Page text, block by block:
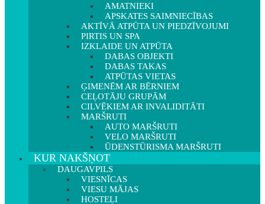
AMATNIEKI
APSKATES SAIMNIECĪBAS
AKTĪVĀ ATPŪTA UN PIEDZĪVOJUMI
PIRTIS UN SPA
IZKLAIDE UN ATPŪTA
DABAS OBJEKTI
DABAS TAKAS
ATPŪTAS VIETAS
ĢIMENĒM AR BĒRNIEM
CEĻOTĀJU GRUPĀM
CILVĒKIEM AR INVALIDITĀTI
MARŠRUTI
AUTO MARŠRUTI
VELO MARŠRUTI
ŪDENSTŪRISMA MARŠRUTI
KUR NAKŠŅOT
DAUGAVPILS
VIESNĪCAS
VIESU MĀJAS
HOSTEĻI